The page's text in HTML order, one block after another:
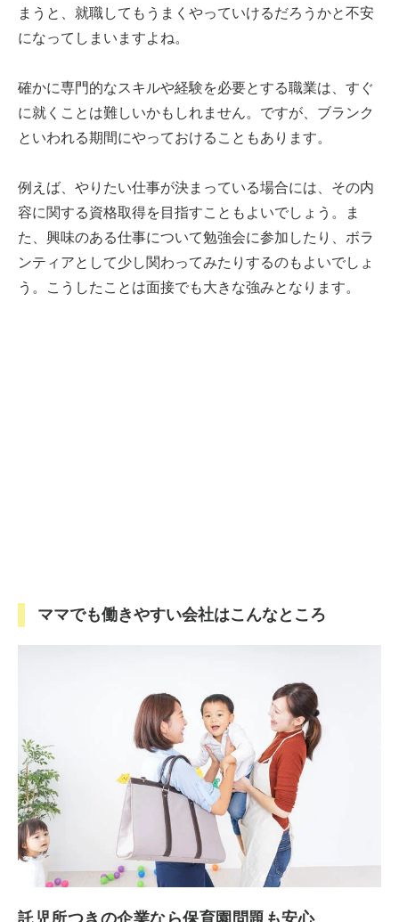
まうと、就職してもうまくやっていけるだろうかと不安
になってしまいますよね。
確かに専門的なスキルや経験を必要とする職業は、すぐ
に就くことは難しいかもしれません。ですが、ブランク
といわれる期間にやっておけることもあります。
例えば、やりたい仕事が決まっている場合には、その内
容に関する資格取得を目指すこともよいでしょう。ま
た、興味のある仕事について勉強会に参加したり、ボラ
ンティアとして少し関わってみたりするのもよいでしょ
う。こうしたことは面接でも大きな強みとなります。
ママでも働きやすい会社はこんなところ